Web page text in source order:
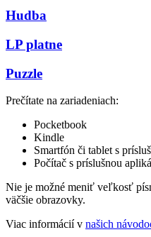
Hudba
LP platne
Puzzle
Prečítate na zariadeniach:
Pocketbook
Kindle
Smartfón či tablet s
Počítač s príslušnou
Nie je možné meniť veľkosť
väčšie obrazovky.
Viac informácií v našich